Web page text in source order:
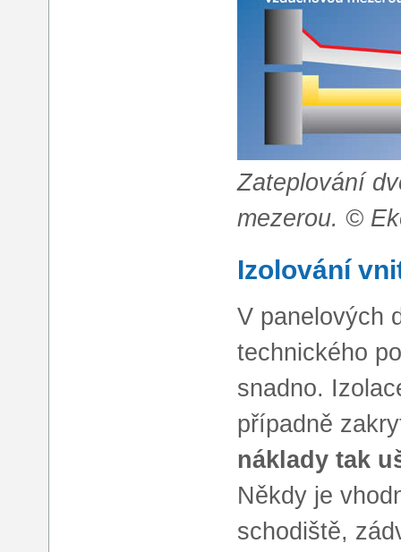
Zateplování
mezerou. ©
Izolování
V panelových
technického
snadno.
případně
náklady tak
Někdy je
schodiště,